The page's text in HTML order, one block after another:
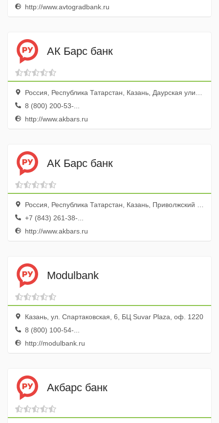
http://www.avtogradbank.ru
АК Барс банк
Россия, Республика Татарстан, Казань, Даурская улица, 18
8 (800) 200-53-...
http://www.akbars.ru
АК Барс банк
Россия, Республика Татарстан, Казань, Приволжский район, улица Рихарда Зорге, 100
+7 (843) 261-38-...
http://www.akbars.ru
Modulbank
Казань, ул. Спартаковская, 6, БЦ Suvar Plaza, оф. 1220
8 (800) 100-54-...
http://modulbank.ru
Акбарс банк